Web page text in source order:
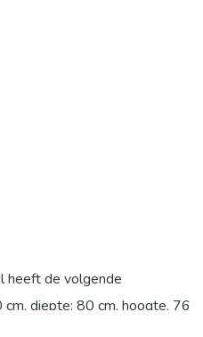
heeft de volgende
diepte: 80 cm, hoogte. 76